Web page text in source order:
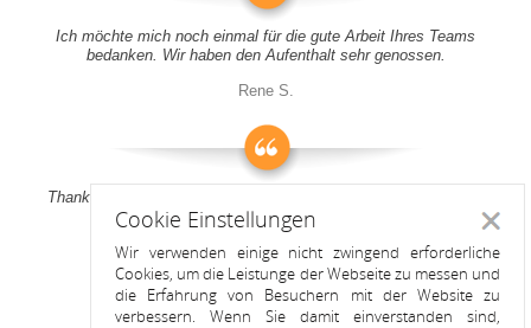
Ich möchte mich noch einmal für die gute Arbeit Ihres Teams
bedanken. Wir haben den Aufenthalt sehr genossen.
Rene S.
Thank you all for your support! It was a pleasure to stay at your
apartment
Anitah S.
Cookie Einstellungen
Wir verwenden einige nicht zwingend erforderliche
Cookies, um die Leistunge der Webseite zu messen und
die Erfahrung von Besuchern mit der Website zu
verbessern. Wenn Sie damit einverstanden sind,